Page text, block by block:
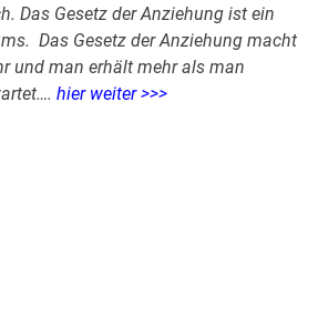
Das Gesetz der Anziehung ist ein
Das Gesetz der Anziehung macht
und man erhält mehr als man
hier weiter >>>